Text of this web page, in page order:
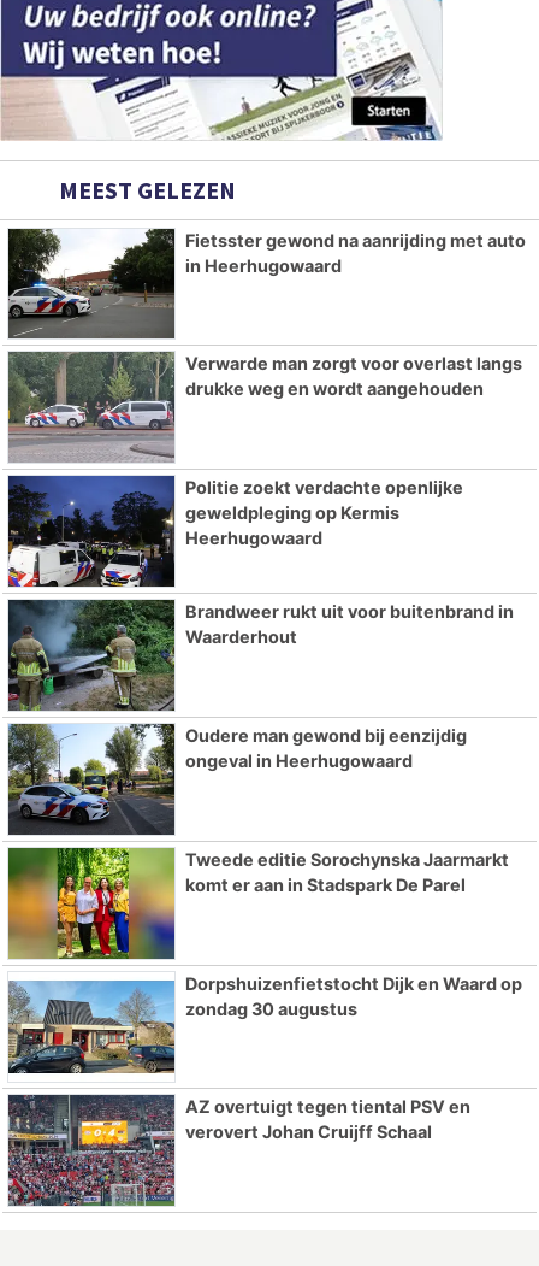
MEEST GELEZEN
Fietsster gewond na aanrijding met auto
in Heerhugowaard
Verwarde man zorgt voor overlast langs
drukke weg en wordt aangehouden
Politie zoekt verdachte openlijke
geweldpleging op Kermis
Heerhugowaard
Brandweer rukt uit voor buitenbrand in
Waarderhout
Oudere man gewond bij eenzijdig
ongeval in Heerhugowaard
Tweede editie Sorochynska Jaarmarkt
komt er aan in Stadspark De Parel
Dorpshuizenfietstocht Dijk en Waard op
zondag 30 augustus
AZ overtuigt tegen tiental PSV en
verovert Johan Cruijff Schaal